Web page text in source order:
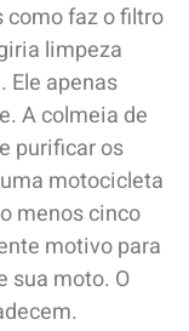
como faz o filtro
limpeza
Ele apenas
A colmeia de
purificar os
motocicleta
menos cinco
motivo para
sua moto. O